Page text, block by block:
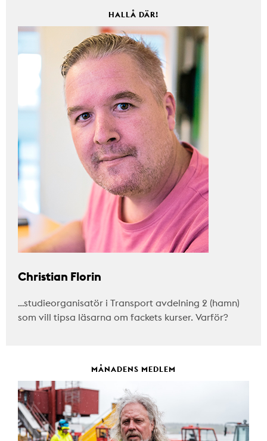
HALLÅ DÄR!
Christian Florin
…studieorganisatör i Transport avdelning 2 (hamn)
som vill tipsa läsarna om fackets kurser. Varför?
MÅNADENS MEDLEM